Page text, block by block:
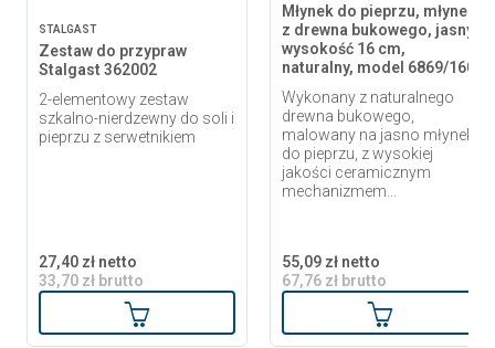
STALGAST
Zestaw do przypraw
Stalgast 362002
2-elementowy zestaw
szkalno-nierdzewny do soli i
pieprzu z serwetnikiem
27,40 zł netto
33,70 zł brutto
Dodaj do koszyka
Młynek do pieprzu, młynek
z drewna bukowego, jasny,
wysokość 16 cm,
naturalny, model 6869/160
Wykonany z naturalnego
drewna bukowego,
malowany na jasno młynek
do pieprzu, z wysokiej
jakości ceramicznym
mechanizmem...
55,09 zł netto
67,76 zł brutto
Dodaj do